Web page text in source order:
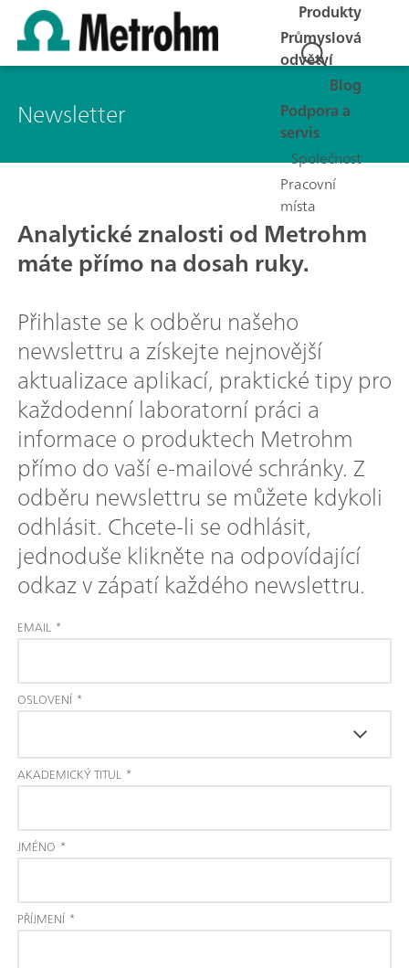
Produkty
Průmyslová
odvětví
Blog
Podpora a
servis
Společnost
Pracovní
místa
Newsletter
Analytické znalosti od Metrohm
máte přímo na dosah ruky.
Přihlaste se k odběru našeho
newslettru a získejte nejnovější
aktualizace aplikací, praktické tipy pro
každodenní laboratorní práci a
informace o produktech Metrohm
přímo do vaší e-mailové schránky. Z
odběru newslettru se můžete kdykoli
odhlásit. Chcete-li se odhlásit,
jednoduše klikněte na odpovídající
odkaz v zápatí každého newslettru.
EMAIL *
OSLOVENÍ *
AKADEMICKÝ TITUL *
JMÉNO *
PŘÍJMENÍ *